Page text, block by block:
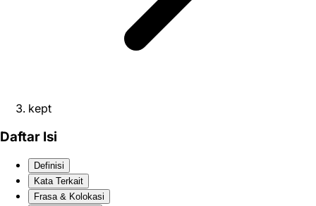
kept
Daftar Isi
Definisi
Kata Terkait
Frasa & Kolokasi